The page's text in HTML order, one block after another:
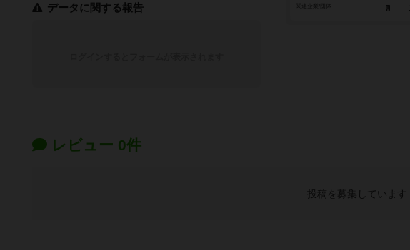
データに関する報告
レビュー 0件
投稿を募集しています